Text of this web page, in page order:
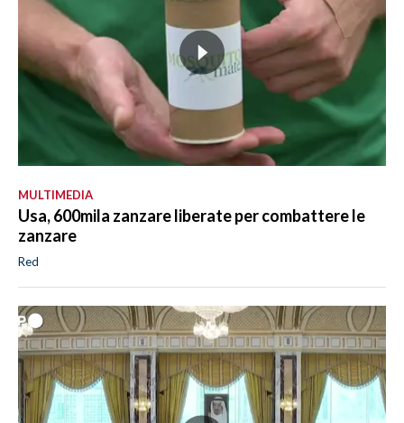
MULTIMEDIA
Usa, 600mila zanzare liberate per combattere le
zanzare
Red